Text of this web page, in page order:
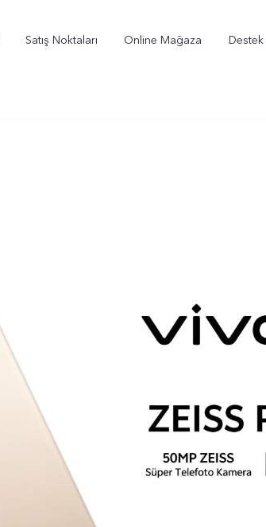
Satış Noktaları Online Mağaza Destek